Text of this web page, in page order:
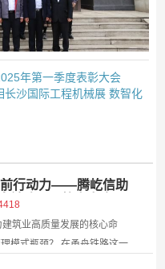
年第一季度表彰大会
沙国际工程机械展 数智化
前行动力——腾屹信助
铁路项目筑牢安全屏
筑业高质量发展的核心命
模式瓶颈？ 在甬舟铁路这一